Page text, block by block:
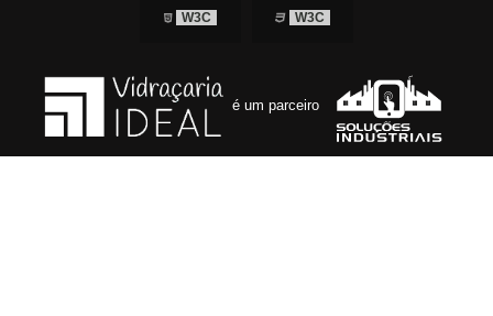
W3C W3C
é um parceiro